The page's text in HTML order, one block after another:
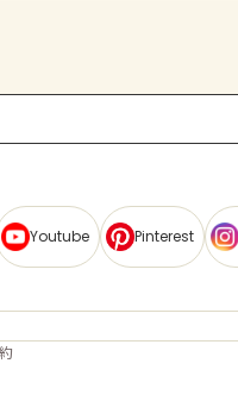
Youtube Pinterest